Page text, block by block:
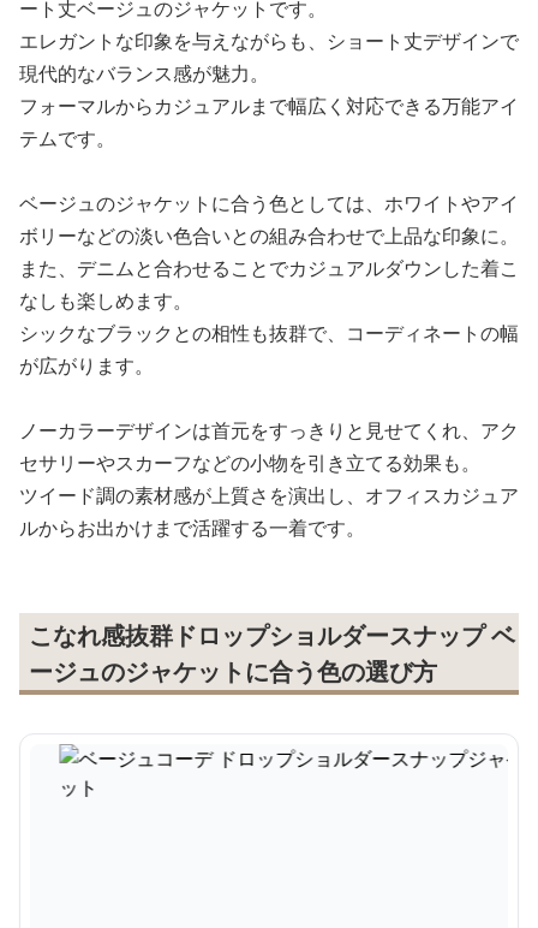
ート丈ベージュのジャケットです。
エレガントな印象を与えながらも、ショート丈デザインで
現代的なバランス感が魅力。
フォーマルからカジュアルまで幅広く対応できる万能アイ
テムです。
ベージュのジャケットに合う色としては、ホワイトやアイ
ボリーなどの淡い色合いとの組み合わせで上品な印象に。
また、デニムと合わせることでカジュアルダウンした着こ
なしも楽しめます。
シックなブラックとの相性も抜群で、コーディネートの幅
が広がります。
ノーカラーデザインは首元をすっきりと見せてくれ、アク
セサリーやスカーフなどの小物を引き立てる効果も。
ツイード調の素材感が上質さを演出し、オフィスカジュア
ルからお出かけまで活躍する一着です。
こなれ感抜群ドロップショルダースナップ ベ
ージュのジャケットに合う色の選び方